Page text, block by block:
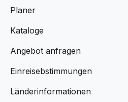
Planer
Kataloge
Angebot anfragen
Einreisebstimmungen
Länderinformationen